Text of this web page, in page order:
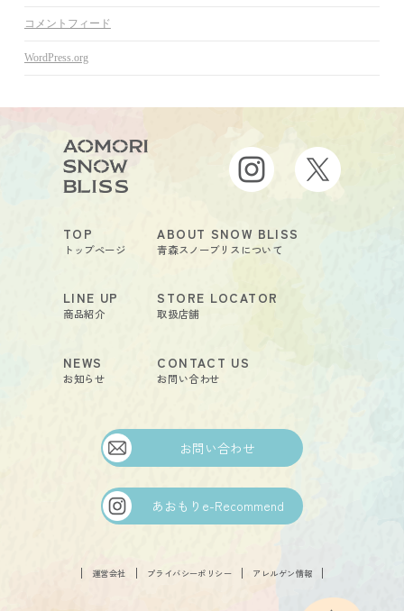
コメントフィード
WordPress.org
TOP
トップページ
LINE UP
商品紹介
NEWS
お知らせ
ABOUT SNOW BLISS
青森スノーブリスについて
STORE LOCATOR
取扱店舗
CONTACT US
お問い合わせ
お問い合わせ
あおもりe-Recommend
運営会社 プライバシーポリシー アレルゲン情報